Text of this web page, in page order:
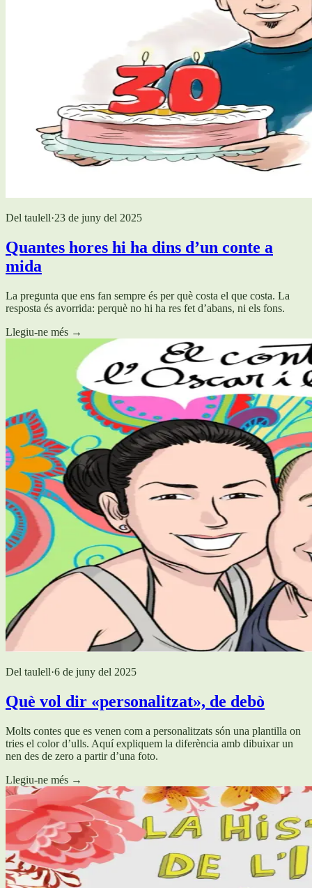
Del taulell·23 de juny del 2025
Quantes hores hi ha dins d’un conte a
mida
La pregunta que ens fan sempre és per què costa el que costa. La
resposta és avorrida: perquè no hi ha res fet d’abans, ni els fons.
Llegiu-ne més →
Del taulell·6 de juny del 2025
Què vol dir «personalitzat», de debò
Molts contes que es venen com a personalitzats són una plantilla on
tries el color d’ulls. Aquí expliquem la diferència amb dibuixar un
nen des de zero a partir d’una foto.
Llegiu-ne més →